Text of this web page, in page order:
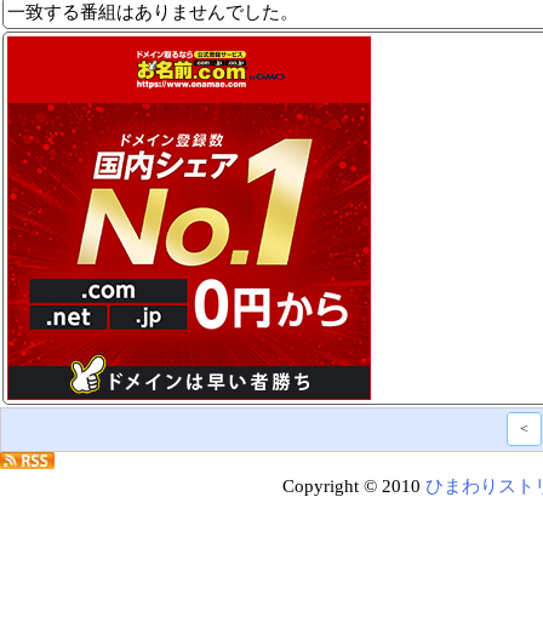
一致する番組はありませんでした。
<
Copyright © 2010 ひまわりスト